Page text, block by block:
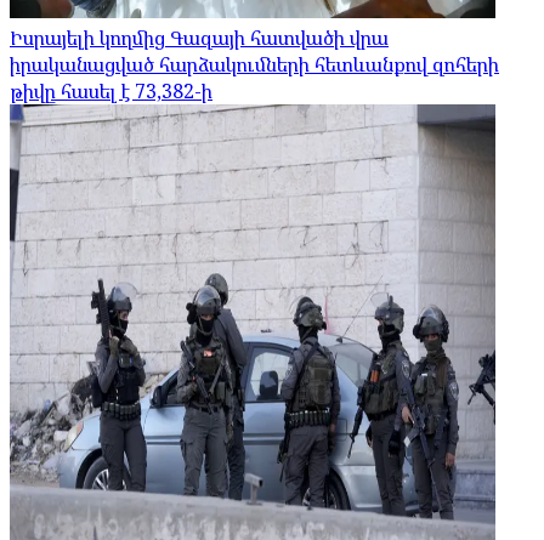
Իսրայելի կողմից Գազայի հատվածի վրա
իրականացված հարձակումների հետևանքով զոհերի
թիվը հասել է 73,382-ի